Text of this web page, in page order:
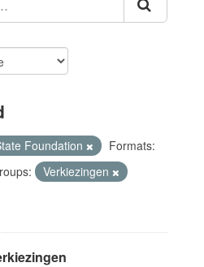
Foundation
Formats:
Verkiezingen